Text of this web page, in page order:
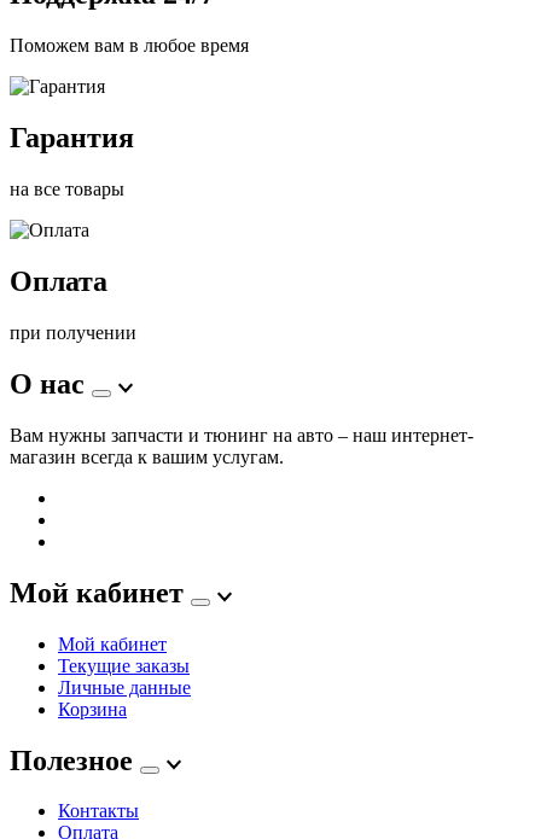
Поможем вам в любое время
Гарантия
на все товары
Оплата
при получении
О нас
Вам нужны запчасти и тюнинг на авто – наш интернет-
магазин всегда к вашим услугам.
Мой кабинет
Мой кабинет
Текущие заказы
Личные данные
Корзина
Полезное
Контакты
Оплата